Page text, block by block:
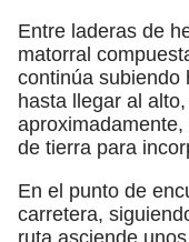
Entre laderas de
matorral
continúa subiendo
hasta llegar al
de tierra para
En el punto de
carretera,
ruta asciende